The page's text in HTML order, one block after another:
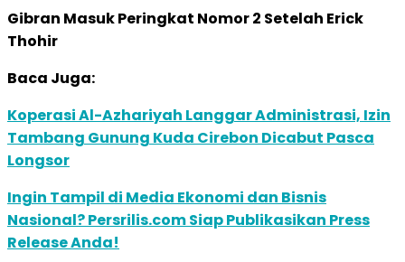
Gibran Masuk Peringkat Nomor 2 Setelah Erick
Thohir
Baca Juga:
Koperasi Al-Azhariyah Langgar Administrasi, Izin
Tambang Gunung Kuda Cirebon Dicabut Pasca
Longsor
Ingin Tampil di Media Ekonomi dan Bisnis
Nasional? Persrilis.com Siap Publikasikan Press
Release Anda!